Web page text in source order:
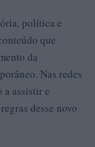
política e
que
da
Nas redes
assistir e
desse novo